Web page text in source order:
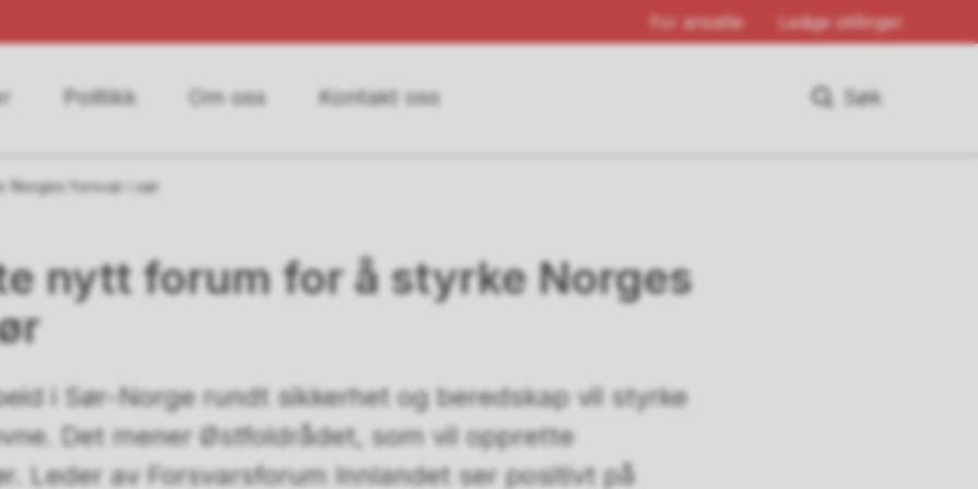
For ansatte Ledige stillinger
Politikk Om oss Kontakt oss Søk
Norges forsvar i sør
nytt forum for å styrke Norges
i Sør-Norge rundt sikkerhet og beredskap vil styrke
Det mener Østfoldrådet, som vil opprette
Leder av Forsvarsforum Innlandet ser positivt på